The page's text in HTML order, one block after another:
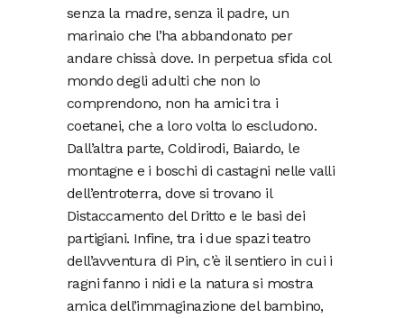
senza la madre, senza il padre, un
marinaio che l’ha abbandonato per
andare chissà dove. In perpetua sfida col
mondo degli adulti che non lo
comprendono, non ha amici tra i
coetanei, che a loro volta lo escludono.
Dall’altra parte, Coldirodi, Baiardo, le
montagne e i boschi di castagni nelle valli
dell’entroterra, dove si trovano il
Distaccamento del Dritto e le basi dei
partigiani. Infine, tra i due spazi teatro
dell’avventura di Pin, c’è il sentiero in cui i
ragni fanno i nidi e la natura si mostra
amica dell’immaginazione del bambino,